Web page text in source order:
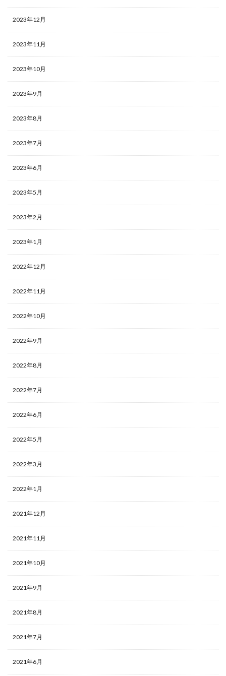
2023年12月
2023年11月
2023年10月
2023年9月
2023年8月
2023年7月
2023年6月
2023年5月
2023年2月
2023年1月
2022年12月
2022年11月
2022年10月
2022年9月
2022年8月
2022年7月
2022年6月
2022年5月
2022年3月
2022年1月
2021年12月
2021年11月
2021年10月
2021年9月
2021年8月
2021年7月
2021年6月